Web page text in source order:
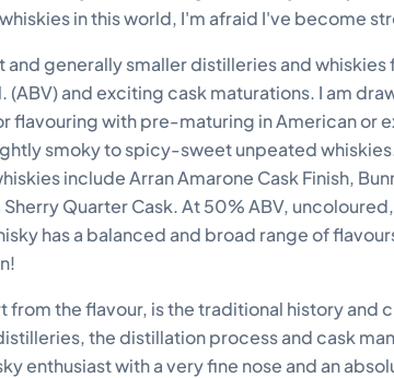
in this world, I'm afraid I've become
generally smaller distilleries and
and exciting cask maturations. I am
flavouring with pre-maturing in American or
smoky to spicy-sweet unpeated
include Arran Amarone Cask Finish,
Sherry Quarter Cask. At 50% ABV,
has a balanced and broad range of
from the flavour, is the traditional history and
the distillation process and cask
enthusiast with a very fine nose and an